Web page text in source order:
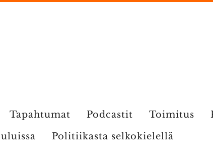
Tapahtumat Podcastit Toimitus
Politiikasta selkokielellä